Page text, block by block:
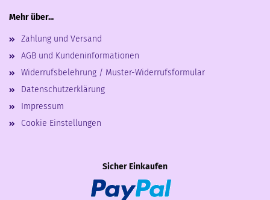
Mehr über...
Zahlung und Versand
AGB und Kundeninformationen
Widerrufsbelehrung / Muster-Widerrufsformular
Datenschutzerklärung
Impressum
Cookie Einstellungen
Sicher Einkaufen